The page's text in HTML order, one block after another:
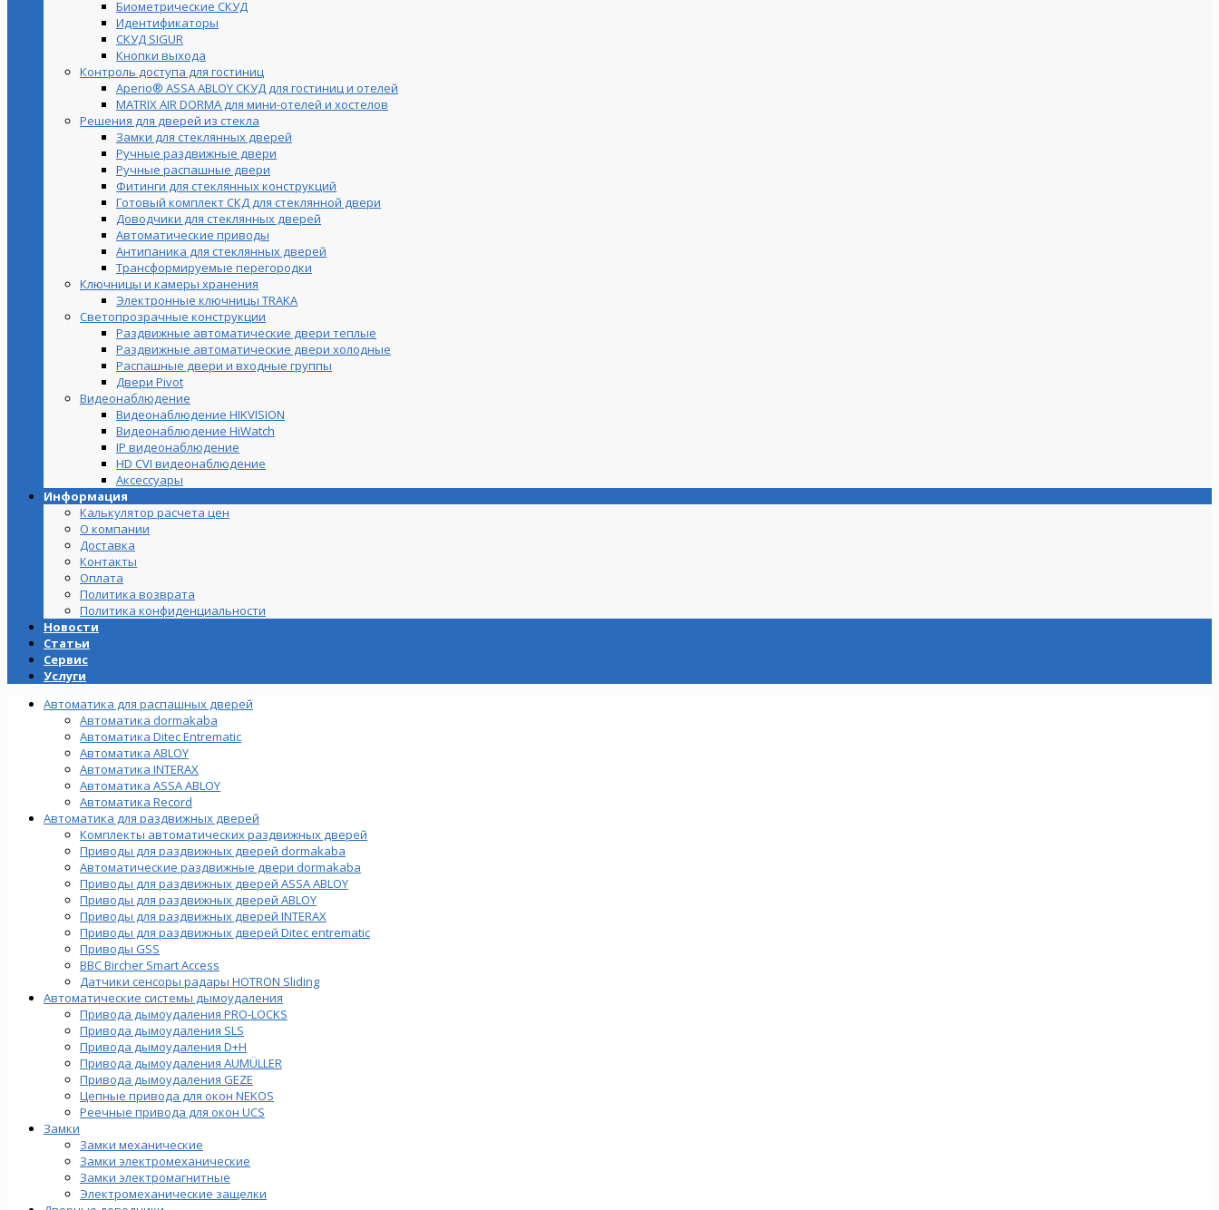
Биометрические СКУД
Идентификаторы
СКУД SIGUR
Кнопки выхода
Контроль доступа для гостиниц
Aperio® ASSA ABLOY СКУД для гостиниц и отелей
MATRIX AIR DORMA для мини-отелей и хостелов
Решения для дверей из стекла
Замки для стеклянных дверей
Ручные раздвижные двери
Ручные распашные двери
Фитинги для стеклянных конструкций
Готовый комплект СКД для стеклянной двери
Доводчики для стеклянных дверей
Автоматические приводы
Антипаника для стеклянных дверей
Трансформируемые перегородки
Ключницы и камеры хранения
Электронные ключницы TRAKA
Светопрозрачные конструкции
Раздвижные автоматические двери теплые
Раздвижные автоматические двери холодные
Распашные двери и входные группы
Двери Pivot
Видеонаблюдение
Видеонаблюдение HIKVISION
Видеонаблюдение HiWatch
IP видеонаблюдение
HD CVI видеонаблюдение
Аксессуары
Информация
Калькулятор расчета цен
О компании
Доставка
Контакты
Оплата
Политика возврата
Политика конфиденциальности
Новости
Статьи
Сервис
Услуги
Автоматика для распашных дверей
Автоматика dormakaba
Автоматика Ditec Entrematic
Автоматика ABLOY
Автоматика INTERAX
Автоматика ASSA ABLOY
Автоматика Record
Автоматика для раздвижных дверей
Комплекты автоматических раздвижных дверей
Приводы для раздвижных дверей dormakaba
Автоматические раздвижные двери dormakaba
Приводы для раздвижных дверей ASSA ABLOY
Приводы для раздвижных дверей ABLOY
Приводы для раздвижных дверей INTERAX
Приводы для раздвижных дверей Ditec entrematic
Приводы GSS
BBC Bircher Smart Access
Датчики сенсоры радары HOTRON Sliding
Автоматические системы дымоудаления
Привода дымоудаления PRO-LOCKS
Привода дымоудаления SLS
Привода дымоудаления D+H
Привода дымоудаления AUMÜLLER
Привода дымоудаления GEZE
Цепные привода для окон NEKOS
Реечные привода для окон UСS
Замки
Замки механические
Замки электромеханические
Замки электромагнитные
Электромеханические защелки